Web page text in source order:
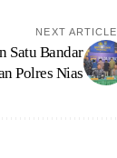
NEXT ARTICLE
Satu Bandar
Polres Nias